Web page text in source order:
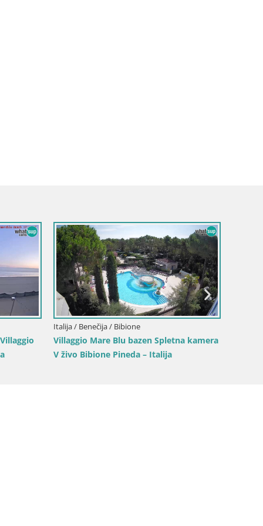
Italija / Benečija / Bibione
Villaggio Mare Blu bazen Spletna kamera
V živo Bibione Pineda – Italija